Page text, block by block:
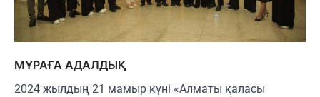
МҰРАҒА АДАЛДЫҚ
2024 жылдың 21 мамыр күні «Алматы қаласы